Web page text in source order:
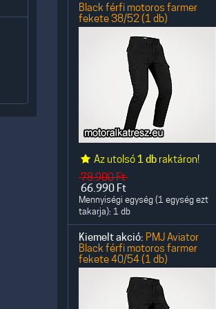
Black férfi motoros farmer
fekete 38/52 (1 db)
Az utolsó 1 db raktáron!
78.900Ft
66.990 Ft
Mennyiségi egység (1 egység ezt
takarja): 1 db
Kiemelt akció: PMJ Aviator
Black férfi motoros farmer
fekete 40/54 (1 db)